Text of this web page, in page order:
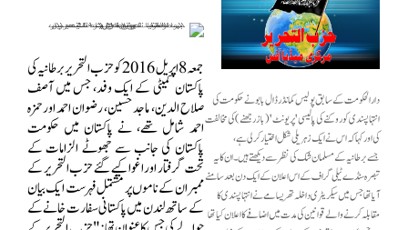
جمعہ 8 اپریل 2016کو حزب التحریر برطانیہ کی
پاکستان کمیٹی کے ایک وفد، جس میں آصف
صلاح الدین، ماجد حسین، رضوان احمد اور حمزہ
احمد شامل تھے، نے پاکستان میں حکومت
پاکستان کی جانب سے جھوٹے الزامات کے
تحت گرفتار اور اغوا کیے گئے حزب التحریر کے
ممبران کے ناموں پر مشتمل فہرست ایک بیان
کے ساتھ لندن میں پاکستانی سفارت خانے کے
دارالحکومت کے سابق پولیس کمانڈرڈال بابو نے حکومت کی
انتہاپسندی کو روکنے کی پالیسی 'پریونٹ' (باز رجھنے) کی مخالفت
کی اور کہا کہ اس نے ایک زہریلی شکل اختیار کرلی ہے،
جسےبرطانیہ کے مسلمان شک کی نظر سے دیکھتے ہیں۔ ان کا یہ
تبصرہ سنڈے ٹیلی گراف کے اس اعلان کے ایک دن بعد سامنے
آیا تھا جس میں سیکریٹری داخلہ تھریسامے نےانتہا پسندی کا
مقابلہ کرنے والے قوانین کی مدت میں اضافے کا اعلان کیا تھا